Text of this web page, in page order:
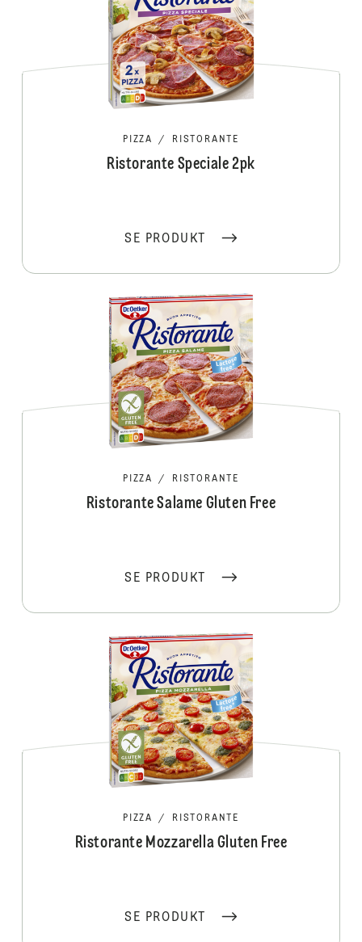
PIZZA / RISTORANTE
Ristorante Speciale 2pk
SE PRODUKT
PIZZA / RISTORANTE
Ristorante Salame Gluten Free
SE PRODUKT
PIZZA / RISTORANTE
Ristorante Mozzarella Gluten Free
SE PRODUKT